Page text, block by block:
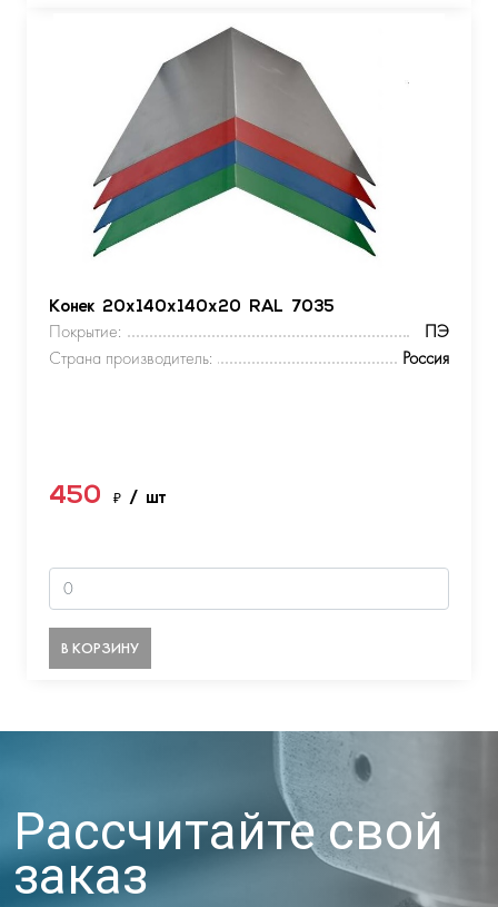
Конек 20х140х140х20 RAL 7035
Покрытие:
ПЭ
Страна производитель:
Россия
450 ₽ / шт
В КОРЗИНУ
Рассчитайте свой
заказ